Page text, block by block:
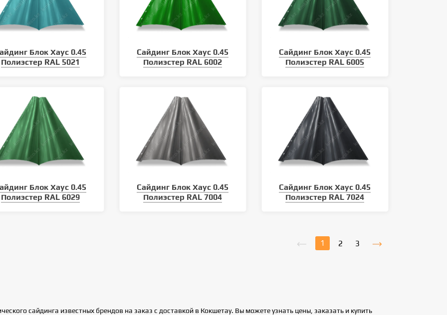
материала
срок службы металлочерепицы
Блок Хаус 0.45
Полиэстер RAL 5021
Сайдинг Блок Хаус 0.45
Полиэстер RAL 6002
Сайдинг Блок Хаус 0.45
Полиэстер RAL 6005
Блок Хаус 0.45
Полиэстер RAL 6029
Сайдинг Блок Хаус 0.45
Полиэстер RAL 7004
Сайдинг Блок Хаус 0.45
Полиэстер RAL 7024
1 2 3
сайдинга известных брендов на заказ с доставкой в Кокшетау. Вы можете узнать цены, заказать и купить